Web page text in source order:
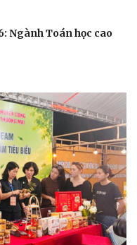
Ngành Toán học cao